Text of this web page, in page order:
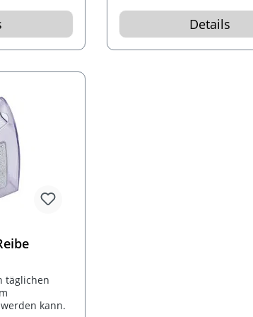
Hartkäsesorte klein reiben.
integrierte Bambusschale
größere Mengen kein
Werbung bringen wir per
Details
täglichen
kann.